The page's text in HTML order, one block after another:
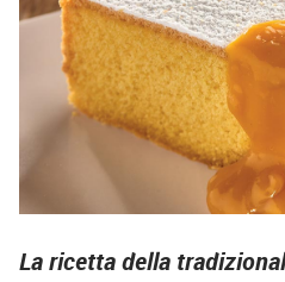
La ricetta della